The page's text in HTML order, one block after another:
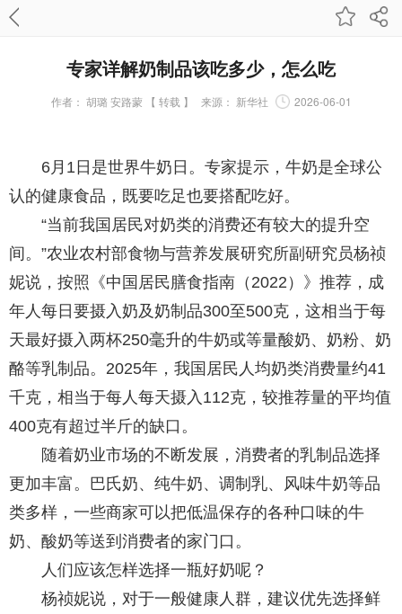
专家详解奶制品该吃多少，怎么吃
作者： 胡璐 安路蒙 【 转载 】 来源： 新华社 2026-06-01
6月1日是世界牛奶日。专家提示，牛奶是全球公
认的健康食品，既要吃足也要搭配吃好。
“当前我国居民对奶类的消费还有较大的提升空
间。”农业农村部食物与营养发展研究所副研究员杨祯
妮说，按照《中国居民膳食指南（2022）》推荐，成
年人每日要摄入奶及奶制品300至500克，这相当于每
天最好摄入两杯250毫升的牛奶或等量酸奶、奶粉、奶
酪等乳制品。2025年，我国居民人均奶类消费量约41
千克，相当于每人每天摄入112克，较推荐量的平均值
400克有超过半斤的缺口。
随着奶业市场的不断发展，消费者的乳制品选择
更加丰富。巴氏奶、纯牛奶、调制乳、风味牛奶等品
类多样，一些商家可以把低温保存的各种口味的牛
奶、酸奶等送到消费者的家门口。
人们应该怎样选择一瓶好奶呢？
杨祯妮说，对于一般健康人群，建议优先选择鲜